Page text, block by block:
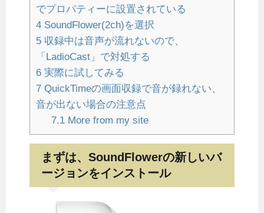
でプロパティーに設置されている
4 SoundFlower(2ch)を選択
5 収録中は音声が流れないので、
「LadioCast」で対処する
6 実際に試してみる
7 QuickTimeの画面収録で音が録れない、
音が出ない場合の注意点
7.1More from my site
まずは、SoundFlowerの新しいバ
ージョンをインストール